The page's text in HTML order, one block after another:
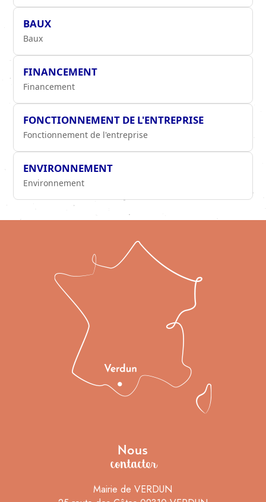
BAUX
Baux
FINANCEMENT
Financement
FONCTIONNEMENT DE L'ENTREPRISE
Fonctionnement de l'entreprise
ENVIRONNEMENT
Environnement
Nous
contacter
Mairie de VERDUN